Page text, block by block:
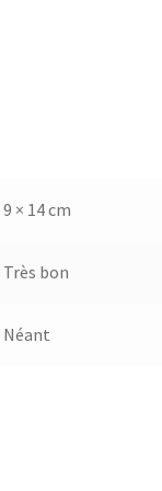
9 × 14 cm
Très bon
Néant